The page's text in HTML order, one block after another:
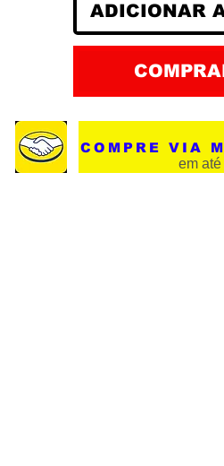
ADICIONAR
COMPRE VIA
em